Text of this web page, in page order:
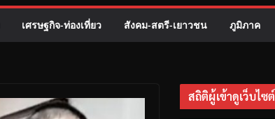
เศรษฐกิจ-ท่องเที่ยว สังคม-สตรี-เยาวชน ภูมิภาค
สถิติผู้เข้าดูเว็บไซต์